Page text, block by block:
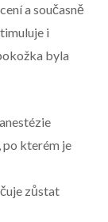
a současně
i
byla
kterém je
zůstat